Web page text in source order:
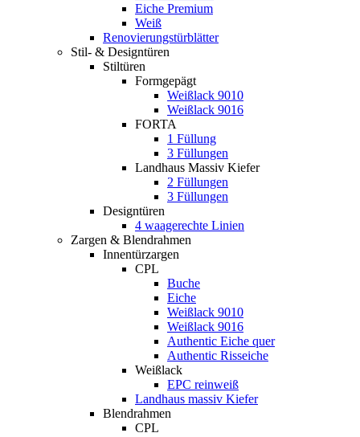
Eiche Premium
Weiß
Renovierungstürblätter
Stil- & Designtüren
Stiltüren
Formgepägt
Weißlack 9010
Weißlack 9016
FORTA
1 Füllung
3 Füllungen
Landhaus Massiv Kiefer
2 Füllungen
3 Füllungen
Designtüren
4 waagerechte Linien
Zargen & Blendrahmen
Innentürzargen
CPL
Buche
Eiche
Weißlack 9010
Weißlack 9016
Authentic Eiche quer
Authentic Risseiche
Weißlack
EPC reinweiß
Landhaus massiv Kiefer
Blendrahmen
CPL